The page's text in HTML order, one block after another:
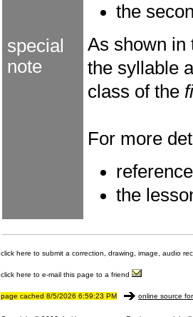
special
note
the
As shown
the syllable
class of the
For more
the
click here to submit a correction, drawing, image, audio
click here to e-mail this page to a friend
page cached 8/5/2026 6:59:23 PM online source